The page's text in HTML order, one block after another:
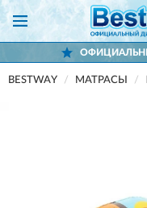
BESTWAY МАТРАСЫ